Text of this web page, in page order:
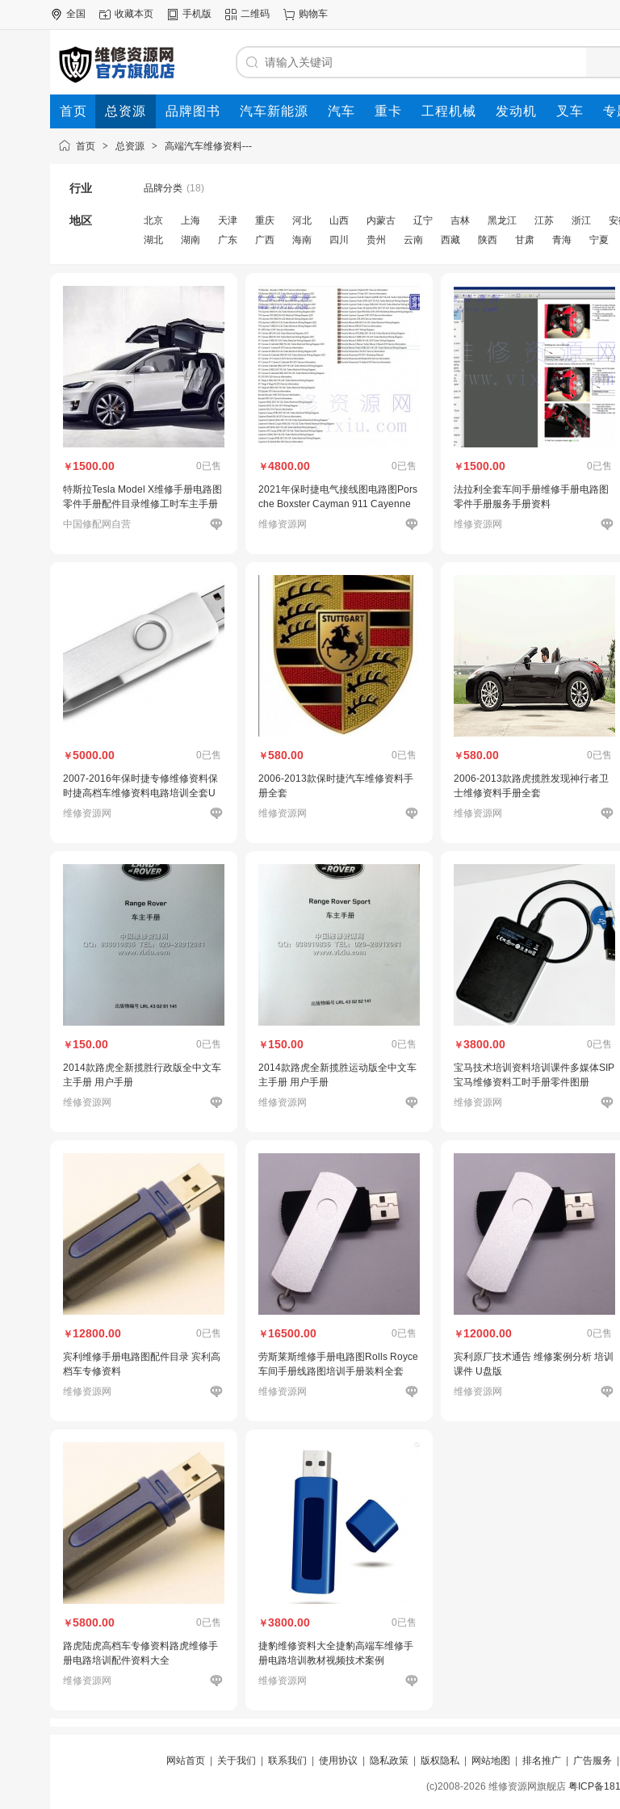
全国 收藏本页 手机版 二维码 购物车
首页 总资源 品牌图书 汽车新能源 汽车 重卡 工程机械 发动机 叉车 专
首页 > 总资源 > 高端汽车维修资料---
行业 品牌分类 (18)
地区 北京 上海 天津 重庆 河北 山西 内蒙古 辽宁 吉林 黑龙江 江苏 浙江
湖北
湖南 广东 广西 海南 四川 贵州 云南 西藏 陕西 甘肃 青海 宁夏
￥ 1500.00 0已售
特斯拉Tesla Model X维修手册电路图
零件手册配件目录维修工时车主手册
中国修配网自营
￥4800.00 0已售
2021年保时捷电气接线图电路图Pors
che Boxster Cayman 911 Cayenne
Macan Panamera 2021 EWD
维修资源网
￥ 1500.00 0已售
法拉利全套车间手册维修手册电路图
零件手册服务手册资料
维修资源网
￥5000.00 0已售
2007-2016年保时捷专修维修资料保
时捷高档车维修资料电路培训全套U
盘版
维修资源网
￥580.00 0已售
2006-2013款保时捷汽车维修资料手
册全套
维修资源网
￥580.00 0已售
2006-2013款路虎揽胜发现神行者卫
士维修资料手册全套
维修资源网
￥ 150.00 0已售
2014款路虎全新揽胜行政版全中文车
主手册 用户手册
维修资源网
￥ 150.00 0已售
2014款路虎全新揽胜运动版全中文车
主手册 用户手册
维修资源网
￥3800.00 0已售
宝马技术培训资料培训课件多媒体SIP
宝马维修资料工时手册零件图册
维修资源网
￥ 12800.00 0已售
宾利维修手册电路图配件目录 宾利高
档车专修资料
维修资源网
￥ 16500.00 0已售
劳斯莱斯维修手册电路图Rolls Royce
车间手册线路图培训手册装料全套
维修资源网
￥ 12000.00 0已售
宾利原厂技术通告 维修案例分析 培训
课件 U盘版
维修资源网
￥5800.00 0已售
路虎陆虎高档车专修资料路虎维修手
册电路培训配件资料大全
维修资源网
￥3800.00 0已售
捷豹维修资料大全捷豹高端车维修手
册电路培训教材视频技术案例
维修资源网
网站首页 关于我们 联系我们 使用协议 隐私政策 版权隐私 网站地图 排名推广 广告服务
(c)2008-2026 维修资源网旗舰店 粤ICP备